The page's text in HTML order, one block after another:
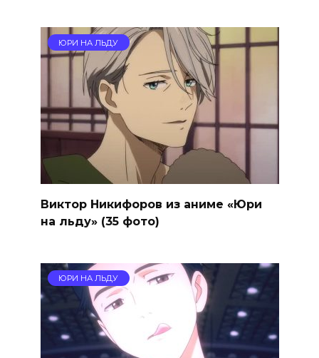
ЮРИ НА ЛЬДУ
Виктор Никифоров из аниме «Юри
на льду» (35 фото)
ЮРИ НА ЛЬДУ